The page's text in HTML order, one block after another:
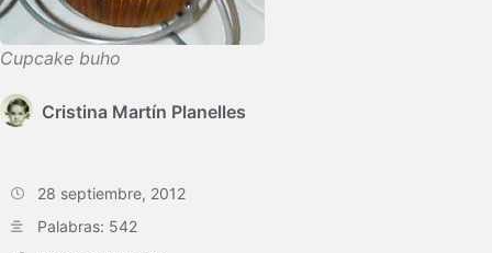
Cupcake buho
Cristina Martín Planelles
28 septiembre, 2012
Palabras: 542